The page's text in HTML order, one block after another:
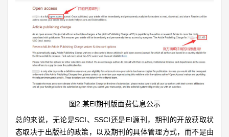
图2.某EI期刊版面费信息公示
总的来说，无论是SCI、SSCI还是EI源刊，期刊的开放获取状
态取决于出版社的政策，以及期刊的具体管理方式，而不是由